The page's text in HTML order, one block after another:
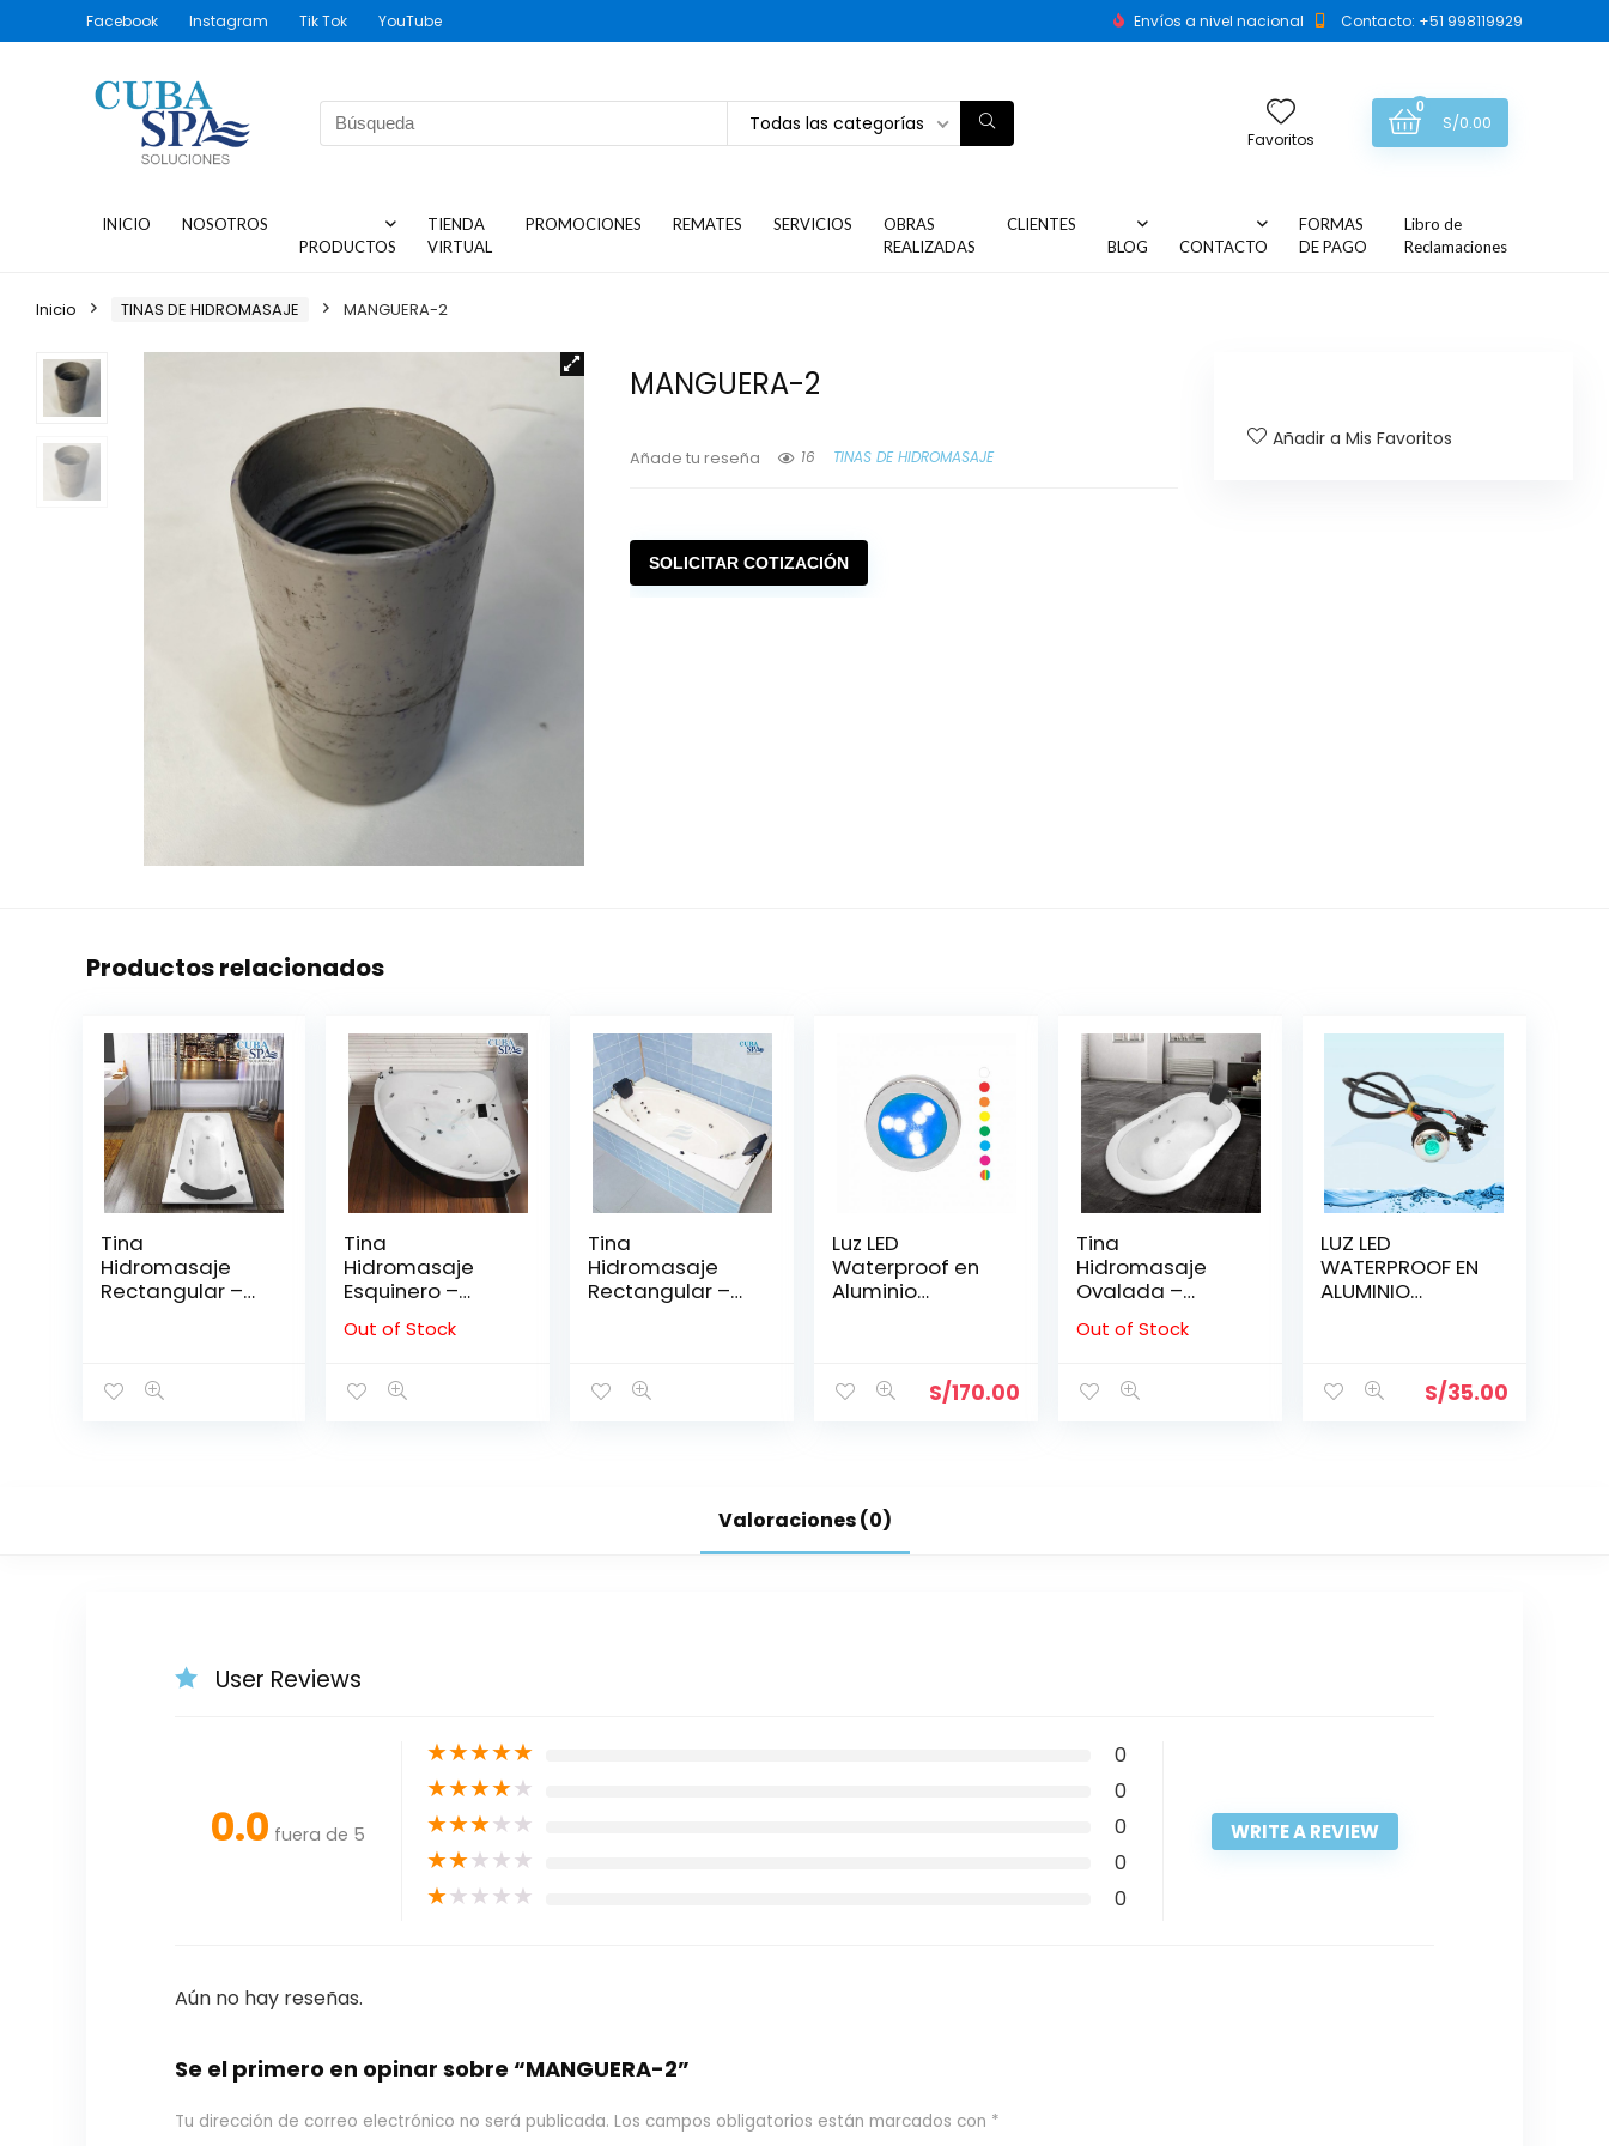
Facebook Instagram Tik Tok YouTube Envíos a nivel nacional Contacto: +51 998119929
Todas las categorías
Favoritos
0
S/0.00
INICIO
NOSOTROS
PRODUCTOS
TIENDA
VIRTUAL
PROMOCIONES REMATES SERVICIOS
OBRAS
REALIZADAS
CLIENTES
BLOG
CONTACTO
FORMAS
DE PAGO
Libro de
Reclamaciones
Inicio TINAS DE HIDROMASAJE MANGUERA-2
MANGUERA-2
Añade tu reseña 16 TINAS DE HIDROMASAJE
SOLICITAR COTIZACIÓN
Añadir a Mis Favoritos
Productos relacionados
Tina
Hidromasaje
Rectangular –
Tina
Hidromasaje
Esquinero –
HANSE 150*150
Out of Stock
Tina
Hidromasaje
Rectangular –
Luz LED
Waterproof en
Aluminio
S/170.00
Tina
Hidromasaje
Ovalada –
ÁRABE 1.85*1.08
Out of Stock
LUZ LED
WATERPROOF EN
ALUMINIO
S/35.00
Valoraciones (0)
User Reviews
0.0 fuera de 5
★★★★★ 0
★★★★★ 0
★★★★★ 0
★★★★★ 0
★★★★★ 0
WRITE A REVIEW
Aún no hay reseñas.
Se el primero en opinar sobre “MANGUERA-2”
Tu dirección de correo electrónico no será publicada. Los campos obligatorios están marcados con *